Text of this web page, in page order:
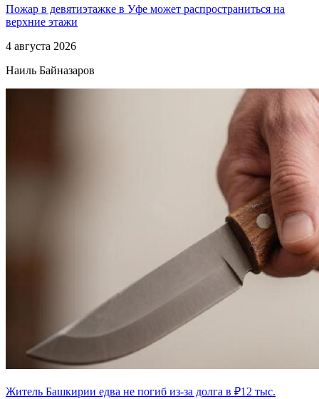
Пожар в девятиэтажке в Уфе может распространиться на
верхние этажи
4 августа 2026
Наиль Байназаров
Житель Башкирии едва не погиб из-за долга в ₽12 тыс.